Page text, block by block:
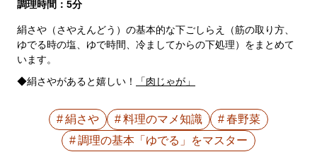
調理時間：5分
絹さや（さやえんどう）の基本的な下ごしらえ（筋の取り方、
ゆでる時の塩、ゆで時間、冷ましてからの下処理）をまとめて
います。
◆絹さやがあると嬉しい！
「肉じゃが」
絹さや 料理のマメ知識
春野菜
調理の基本「ゆでる」をマスター